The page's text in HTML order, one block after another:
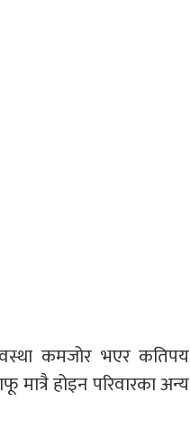
कमजोर भएर कतिपय
होइन परिवारका अन्य